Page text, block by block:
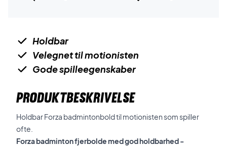
Holdbar
Velegnet til motionisten
Gode spilleegenskaber
PRODUKTBESKRIVELSE
Holdbar Forza badmintonbold til motionisten som spiller
ofte.
Forza badminton fjerbolde med god holdbarhed -